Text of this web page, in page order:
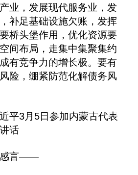
业，发展现代服务业，发
补足基础设施欠账，发挥
桥头堡作用，优化资源要
间布局，走集中集聚集约
有竞争力的增长极。要有
险，绷紧防范化解债务风
3月5日参加内蒙古代表
话
言——